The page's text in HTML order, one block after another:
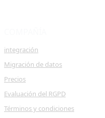
integración
Migración de datos
Precios
Evaluación del RGPD
Términos y condiciones